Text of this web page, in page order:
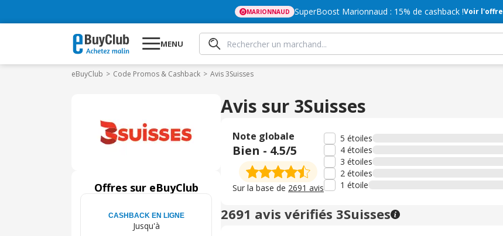
MARIONNAUD SuperBoost Marionnaud : 15% de cashback !Voir l'offre
MENU
eBuyClub Code Promos & Cashback Avis 3Suisses
Offres sur eBuyClub
CASHBACK EN LIGNE
Jusqu'à
Avis sur 3Suisses
Note globale
Bien - 4.5/5
Sur la base de 2691 avis
5 étoiles
4 étoiles
3 étoiles
2 étoiles
1 étoile
2691 avis vérifiés 3Suisses